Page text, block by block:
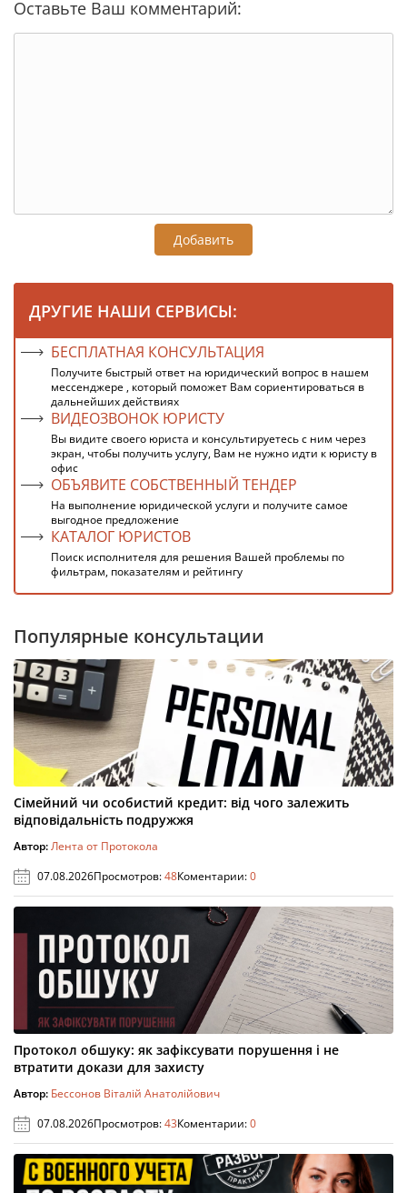
Оставьте Ваш комментарий:
Добавить
ДРУГИЕ НАШИ СЕРВИСЫ:
БЕСПЛАТНАЯ КОНСУЛЬТАЦИЯ
Получите быстрый ответ на юридический вопрос в нашем
мессенджере , который поможет Вам сориентироваться в
дальнейших действиях
ВИДЕОЗВОНОК ЮРИСТУ
Вы видите своего юриста и консультируетесь с ним через
экран, чтобы получить услугу, Вам не нужно идти к юристу в
офис
ОБЪЯВИТЕ СОБСТВЕННЫЙ ТЕНДЕР
На выполнение юридической услуги и получите самое
выгодное предложение
КАТАЛОГ ЮРИСТОВ
Поиск исполнителя для решения Вашей проблемы по
фильтрам, показателям и рейтингу
Популярные консультации
Сімейний чи особистий кредит: від чого залежить
відповідальність подружжя
Автор:Лента от Протокола
07.08.2026Просмотров:48Коментарии:0
Протокол обшуку: як зафіксувати порушення і не
втратити докази для захисту
Автор: Бессонов Віталій Анатолійович
07.08.2026Просмотров:43Коментарии:0